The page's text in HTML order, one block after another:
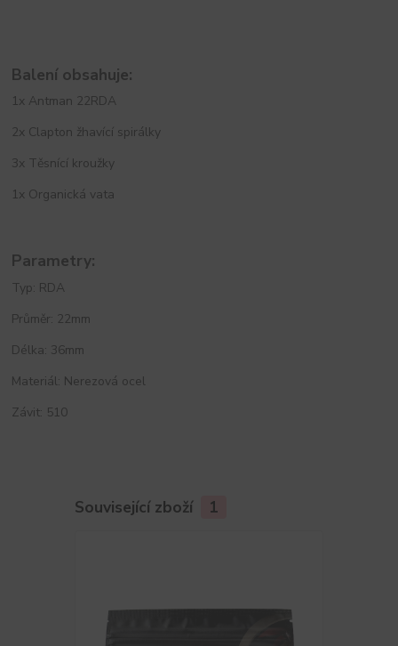
Balení obsahuje:
1x Antman 22RDA
2x Clapton žhavící spirálky
3x Těsnící kroužky
1x Organická vata
Parametry:
Typ: RDA
Průměr: 22mm
Délka: 36mm
Materiál: Nerezová ocel
Závit: 510
Související zboží 1